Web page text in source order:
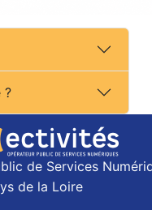
?
de Services
de la Loire